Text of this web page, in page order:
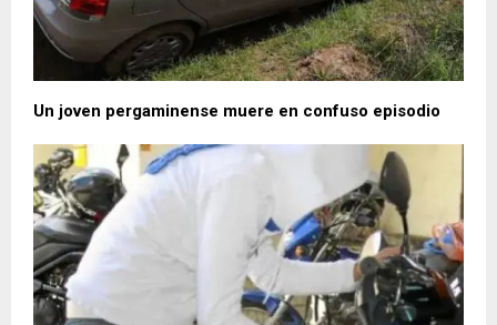
Un joven pergaminense muere en confuso episodio